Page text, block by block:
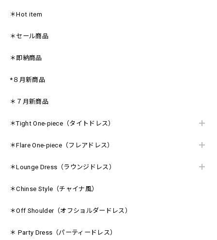
＊Hot item
＊セール商品
＊即納商品
*８月新商品
＊７月新商品
＊Tight One-piece（タイトドレス）
＊Flare One-piece（フレアドレス）
＊Lounge Dress（ラウンジドレス）
＊Chinse Style（チャイナ風）
＊Off Shoulder（オフショルダードレス）
＊ Party Dress（パーティードレス）